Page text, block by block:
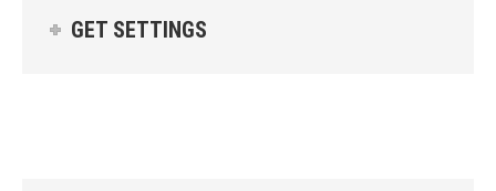
GET SETTINGS